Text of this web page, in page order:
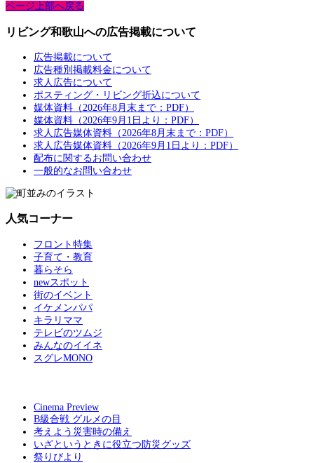
ページ上部へ戻る
リビング和歌山への広告掲載について
広告掲載について
広告種別掲載料金について
求人広告について
ポスティング・リビング折込について
媒体資料（2026年8月末まで：PDF）
媒体資料（2026年9月1日より：PDF）
求人広告媒体資料（2026年8月末まで：PDF）
求人広告媒体資料（2026年9月1日より：PDF）
配布に関するお問い合わせ
一般的なお問い合わせ
人気コーナー
フロント特集
子育て・教育
暮らそら
newスポット
街のイベント
イケメンパパ
キラリママ
テレビのツムジ
みんなのイイネ
スグレMONO
Cinema Preview
B級合戦 グルメの目
考えよう災害時の備え
いざというときに役立つ防災グッズ
祭りびより